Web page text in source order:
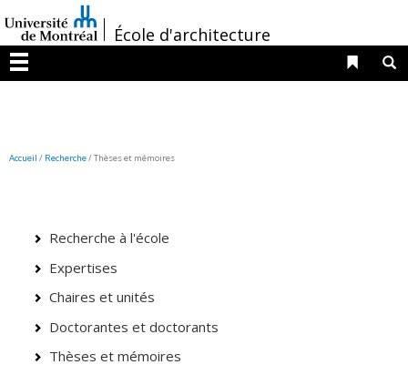
au
contenu
/École d'architecture
Menu
Liens
Accueil / Recherche/Thèses et mémoires
Recherche à l'école
Expertises
Chaires et unités
Doctorantes et doctorants
Thèses et mémoires